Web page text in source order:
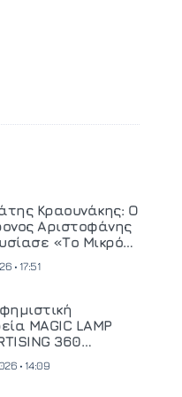
Κραουνάκης: Ο
Αριστοφάνης
«Το Μικρό
• 17:51
MAGIC LAMP
360
• 14:09